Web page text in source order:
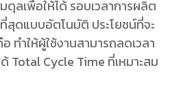
ดุลเพื่อให้ได้ รอบเวลาการผลิต
สุดแบบอัตโนมัติ ประโยชน์ที่จะ
ทําให้ผู้ใช้งานสามารถลดเวลา
Total Cycle Time ที่เหมาะสม